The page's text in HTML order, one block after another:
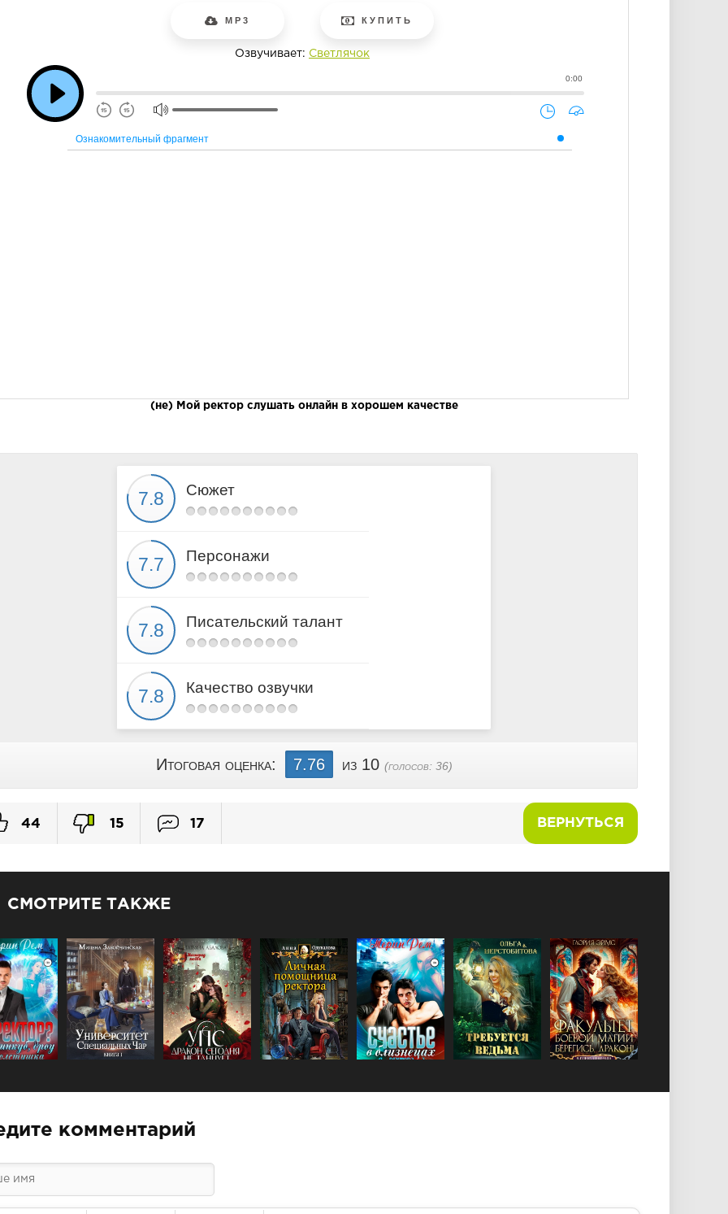
MP3 КУПИТЬ
Озвучивает: Светлячок
0:00
Ознакомительный фрагмент
(не) Мой ректор слушать онлайн в хорошем качестве
Сюжет
Персонажи
Писательский талант
Качество озвучки
Итоговая оценка: 7.76 из 10 (голосов: 36)
ВЕРНУТЬСЯ
44 15 17
СМОТРИТЕ ТАКЖЕ
комментарий